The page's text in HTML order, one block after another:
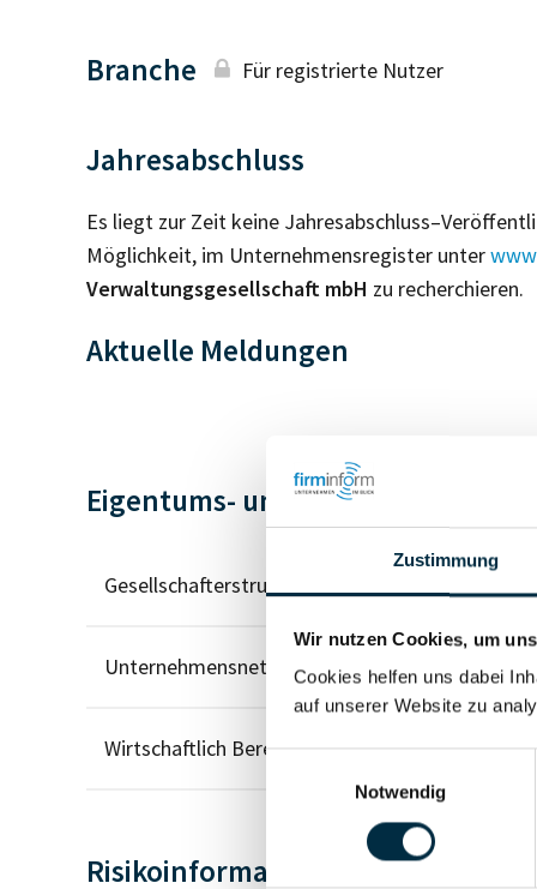
Zustimmung
Wir nutzen Cookies, um
Cookies helfen uns dabei
auf unserer Website zu
Einwilligungsauswahl
Notwendig
Branche Für registrierte Nutzer
Jahresabschluss
Es liegt zur Zeit keine
Möglichkeit, im Unternehmensregister unter
Verwaltungsgesellschaft mbH zu recherchieren.
Aktuelle Meldungen
Eigentums- und Kontrollstruktur
Gesellschafterstruktur
Unternehmensnetzwerk
Wirtschaftlich Berechtigten Pfad
Risikoinformationen